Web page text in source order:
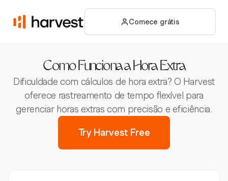
Comece grátis
Como Funciona a Hora Extra
Dificuldade com cálculos de hora extra? O Harvest
oferece rastreamento de tempo flexível para
gerenciar horas extras com precisão e eficiência.
Try Harvest Free